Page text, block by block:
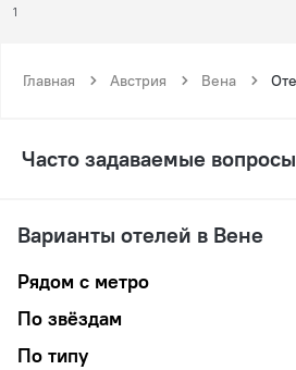
1
Главная Австрия Вена
Часто задаваемые вопросы
Варианты отелей в Вене
Рядом с метро
По звёздам
По типу